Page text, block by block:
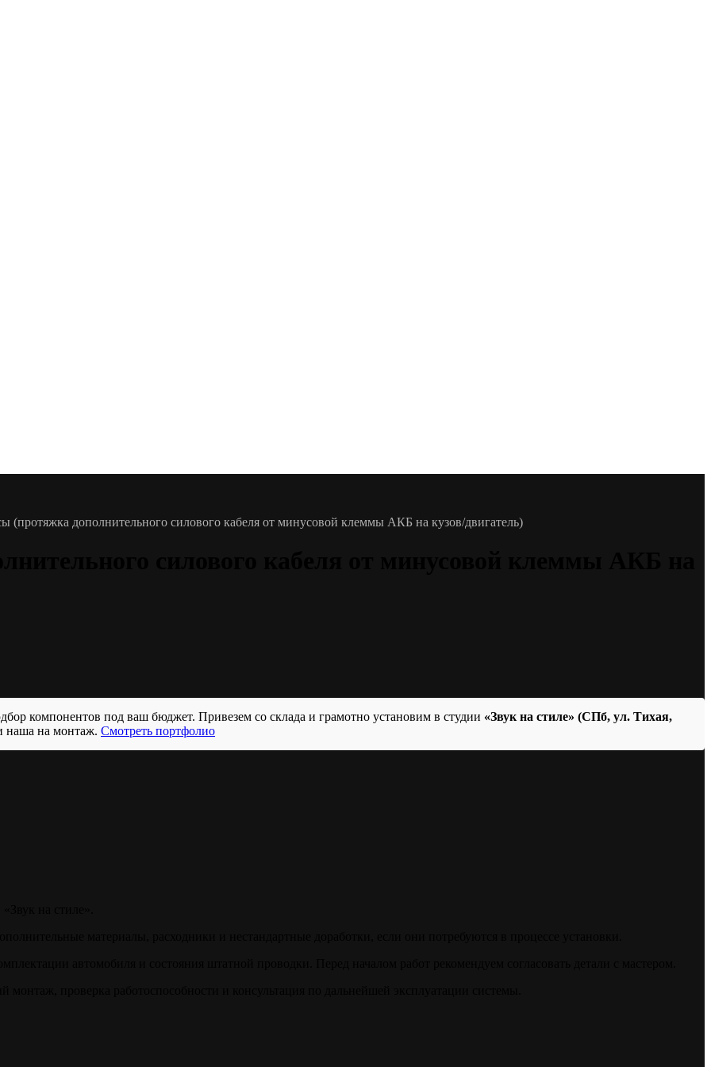
(протяжка дополнительного силового кабеля от минусовой клеммы АКБ на кузов/двигатель)
компонентов под ваш бюджет. Привезем со склада и грамотно установим в студии «Звук на стиле» (СПб, ул. Тихая,
наша на монтаж. Смотреть портфолио